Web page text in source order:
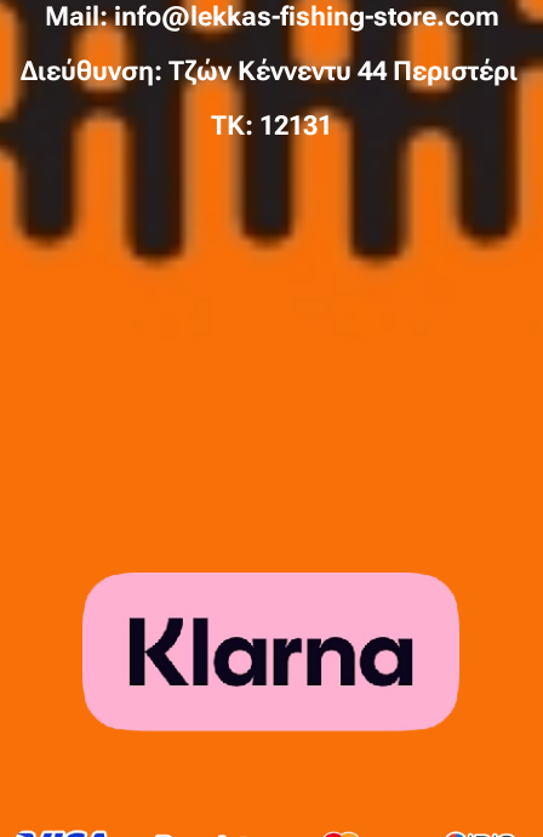
Mail: info@lekkas-fishing-store.com
Διεύθυνση: Τζών Κέννεντυ 44 Περιστέρι
TK: 12131